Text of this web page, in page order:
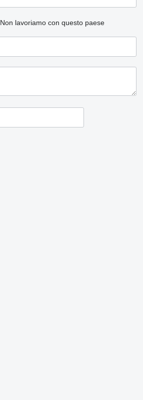
Non lavoriamo con questo paese